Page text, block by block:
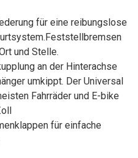
für eine reibungslose
und Stelle.
an der Hinterachse
umkippt. Der Universal
Fahrräder und E-bike
für einfache